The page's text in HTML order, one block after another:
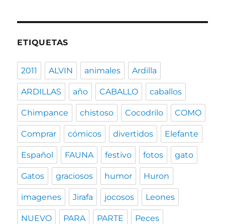
ETIQUETAS
2011 ALVIN animales Ardilla
ARDILLAS año CABALLO caballos
Chimpance chistoso Cocodrilo COMO
Comprar cómicos divertidos Elefante
Español FAUNA festivo fotos gato
Gatos graciosos humor Huron
imagenes Jirafa jocosos Leones
NUEVO PARA PARTE Peces